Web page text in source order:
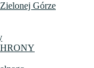
Górze